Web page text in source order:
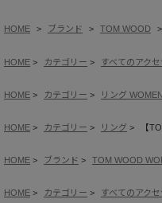
HOME ブランド TOM WOOD
HOME カテゴリー すべてのアク
HOME カテゴリー リング WOMEN
HOME カテゴリー リング 【
HOME ブランド TOM WOOD
HOME カテゴリー すべてのアク